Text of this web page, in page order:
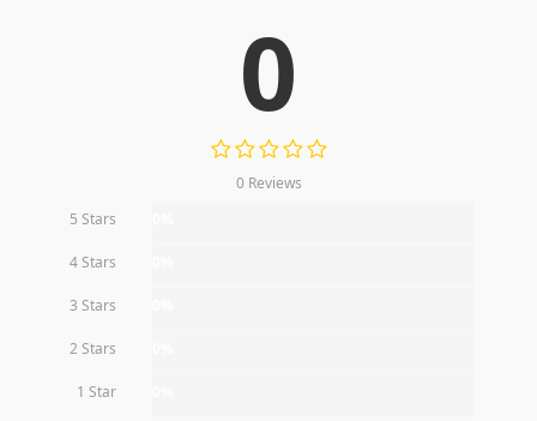
0
0 Reviews
5 Stars
4 Stars
3 Stars
2 Stars
1 Star